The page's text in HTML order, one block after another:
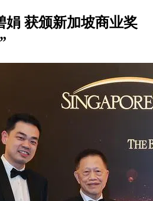
娟 获颁新加坡商业奖
”